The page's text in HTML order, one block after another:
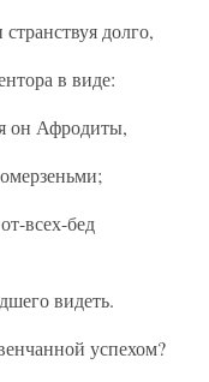
долго,
в виде:
он Афродиты,
всех-бед
видеть.
успехом?